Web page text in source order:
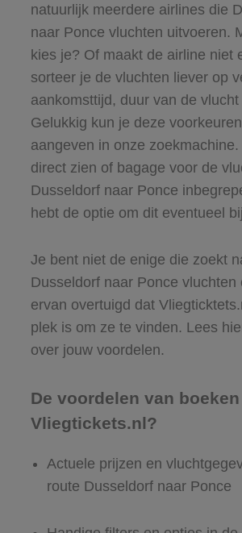
natuurlijk meerdere airlines die
naar Ponce vluchten uitvoeren.
kies je? Of maakt de airline niet
sorteer je de vluchten liever op
aankomsttijd, duur van de
Gelukkig kun je deze
aangeven in onze
direct zien of bagage voor de
Dusseldorf naar Ponce
hebt de optie om dit eventueel
Je bent niet de enige die zoekt
Dusseldorf naar Ponce vluchten
ervan overtuigd dat
plek is om ze te vinden. Lees
over jouw voordelen.
De voordelen van
Vliegtickets.nl?
Actuele prijzen en
route Dusseldorf naar Ponce